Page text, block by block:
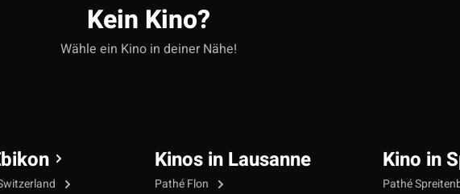
Kein Kino?
Wähle ein Kino in deiner Nähe!
Kinos in Lausanne
Pathé Flon
Kino in
Pathé